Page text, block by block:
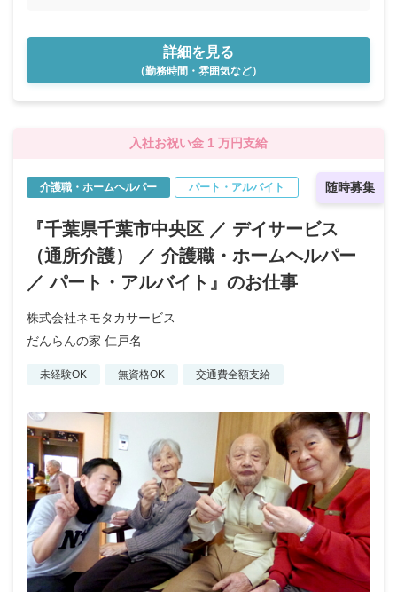
詳細を見る
（勤務時間・雰囲気など）
入社お祝い金 1 万円支給
随時募集
介護職・ホームヘルパー パート・アルバイト
『千葉県千葉市中央区 ／ デイサービス
（通所介護） ／ 介護職・ホームヘルパー
／ パート・アルバイト』のお仕事
株式会社ネモタカサービス
だんらんの家 仁戸名
未経験OK 無資格OK 交通費全額支給